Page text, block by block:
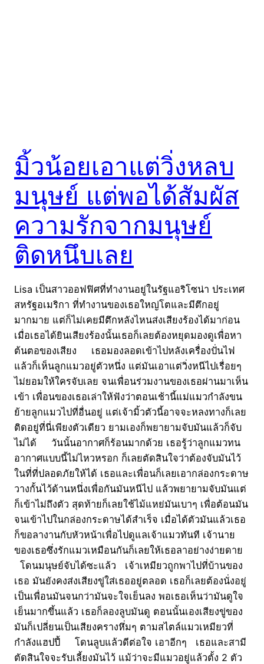
มิ้วน้อยเอาแต่วิ่งหลบ
มนุษย์ แต่พอได้สัมผัส
ความรักจากมนุษย์
ติดหนึบเลย
Lisa เป็นสาวออฟฟิศที่ทำงานอยู่ในรัฐแอริโซน่า ประเทศ
สหรัฐอเมริกา ที่ทำงานของเธอใหญ่โตและมีตึกอยู่
มากมาย แต่ก็ไม่เคยมีตึกหลังไหนส่งเสียงร้องได้มาก่อน
เมื่อเธอได้ยินเสียงร้องนั้นเธอก็เลยต้องหยุดมองดูเพื่อหา
ต้นตอของเสียง เธอมองลอดเข้าไปหลังเครื่องปั่นไฟ
แล้วก็เห็นลูกแมวอยู่ตัวหนึ่ง แต่มันเอาแต่วิ่งหนีไปเรื่อยๆ
ไม่ยอมให้ใครจับเลย จนเพื่อนร่วมงานของเธอผ่านมาเห็น
เข้า เพื่อนของเธอเล่าให้ฟังว่าตอนเช้านี้แม่แมวกำลังขน
ย้ายลูกแมวไปที่อื่นอยู่ แต่เจ้ามิ้วตัวนี้อาจจะหลงทางก็เลย
ติดอยู่ที่นี่เพียงตัวเดียว ยามเองก็พยายามจับมันแล้วก็จับ
ไม่ได้ วันนั้นอากาศก็ร้อนมากด้วย เธอรู้ว่าลูกแมวทน
อากาศแบบนี้ไม่ไหวหรอก ก็เลยตัดสินใจว่าต้องจับมันไว้
ในที่ที่ปลอดภัยให้ได้ เธอและเพื่อนก็เลยเอากล่องกระดาษ
วางกั้นไว้ด้านหนึ่งเพื่อกันมันหนีไป แล้วพยายามจับมันแต่
ก็เข้าไม่ถึงตัว สุดท้ายก็เลยใช้ไม้แหย่มันเบาๆ เพื่อต้อนมัน
จนเข้าไปในกล่องกระดาษได้สำเร็จ เมื่อได้ตัวมันแล้วเธอ
ก็ขอลางานกับหัวหน้าเพื่อไปดูแลเจ้าแมวทันที เจ้านาย
ของเธอซึ่งรักแมวเหมือนกันก็เลยให้เธอลาอย่างง่ายดาย
โดนมนุษย์จับได้ซะแล้ว เจ้าเหมียวถูกพาไปที่บ้านของ
เธอ มันยังคงส่งเสียงขู่ใส่เธออยู่ตลอด เธอก็เลยต้องนั่งอยู่
เป็นเพื่อนมันจนกว่ามันจะใจเย็นลง พอเธอเห็นว่ามันดูใจ
เย็นมากขึ้นแล้ว เธอก็ลองลูบมันดู ตอนนั้นเองเสียงขู่ของ
มันก็เปลี่ยนเป็นเสียงครางหึ่มๆ ตามสไตล์แมวเหมียวที่
กำลังแฮปปี้ โดนลูบแล้วดีต่อใจ เอาอีกๆ เธอและสามี
ตัดสินใจจะรับเลี้ยงมันไว้ แม้ว่าจะมีแมวอยู่แล้วตั้ง 2 ตัว